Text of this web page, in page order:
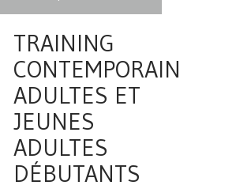
TRAINING
CONTEMPORAIN
ADULTES ET
JEUNES
ADULTES
DÉBUTANTS